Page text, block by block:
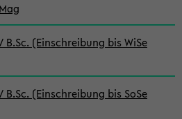
(Einschreibung bis WiSe
(Einschreibung bis SoSe